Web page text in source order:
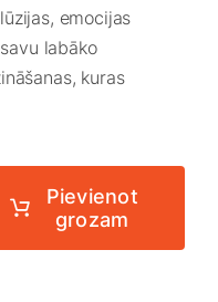
emocijas
labāko
kuras
Pievienot
grozam